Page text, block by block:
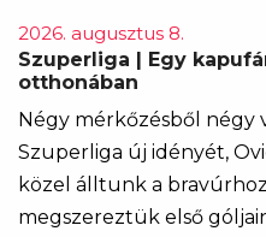
2026. augusztus 8.
Szuperliga | Egy
otthonában
Négy mérkőzésből négy
Szuperliga új idényét,
közel álltunk a
megszereztük első